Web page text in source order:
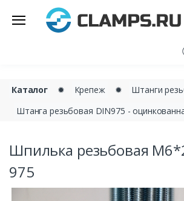
Каталог ✹ Крепеж ✹ Штанги
Штанга резьбовая DIN975 -
Шпилька резьбовая
975